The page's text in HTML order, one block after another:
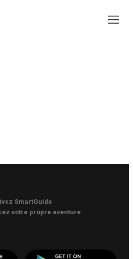
SmartGuide
votre propre aventure